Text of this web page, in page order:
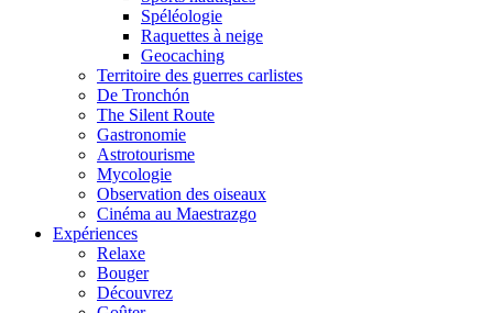
Spéléologie
Raquettes à neige
Geocaching
Territoire des guerres carlistes
De Tronchón
The Silent Route
Gastronomie
Astrotourisme
Mycologie
Observation des oiseaux
Cinéma au Maestrazgo
Expériences
Relaxe
Bouger
Découvrez